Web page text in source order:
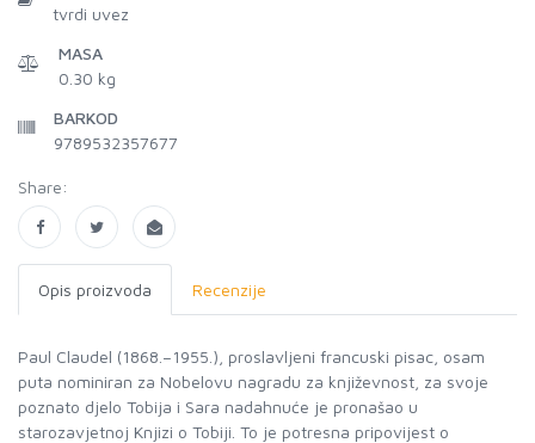
tvrdi uvez
MASA
0.30 kg
BARKOD
9789532357677
Share:
Opis proizvoda Recenzije
Paul Claudel (1868.–1955.), proslavljeni francuski pisac, osam
puta nominiran za Nobelovu nagradu za književnost, za svoje
poznato djelo Tobija i Sara nadahnuće je pronašao u
starozavjetnoj Knjizi o Tobiji. To je potresna pripovijest o